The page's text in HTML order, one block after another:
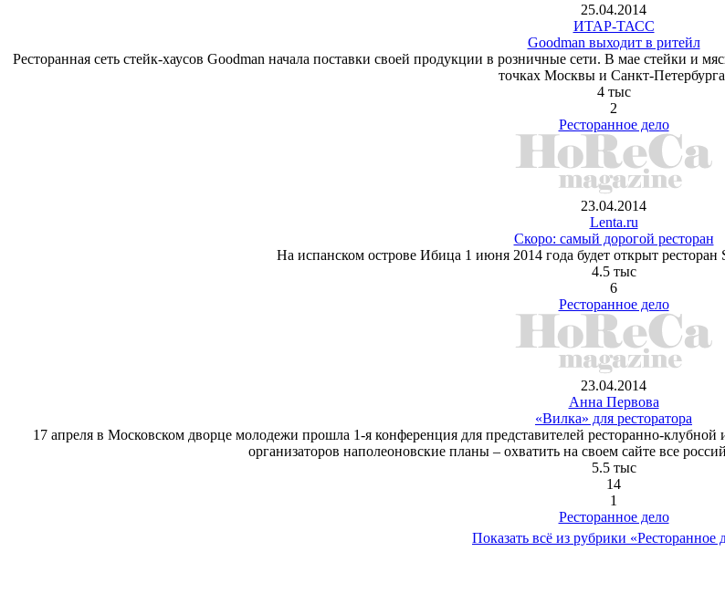
25.04.2014
ИТАР-ТАСС
Goodman выходит в ритейл
Ресторанная сеть стейк-хаусов Goodman начала поставки своей продукции в розничные сети. В мае стейки и
точках Москвы и Санкт-
4 тыс
2
Ресторанное дело
23.04.2014
Lenta.ru
Скоро: самый дорогой ресторан
На испанском острове Ибица 1 июня 2014 года будет открыт
4.5 тыс
6
Ресторанное дело
23.04.2014
Анна Первова
«Вилка» для ресторатора
17 апреля в Московском дворце молодежи прошла 1-я конференция для представителей ресторанно-
организаторов наполеоновские планы – охватить на своем сайте все
5.5 тыс
14
1
Ресторанное дело
Показать всё из рубрики «Ресторанное